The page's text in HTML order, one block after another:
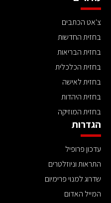
צ'אט הכתבים
בחזית החדשות
בחזית הבריאות
בחזית הכלכלית
בחזית לאישה
בחזית היהדות
בחזית המוזיקה
הגדרות
עדכון פרופיל
התראות וניוזלטרים
שדרוג למנוי פרימיום
המייל האדום